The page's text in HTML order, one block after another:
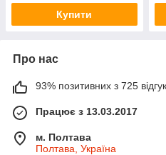
Купити
Про нас
93% позитивних з 725
Працює з 13.03.2017
м. Полтава
Полтава, Україна